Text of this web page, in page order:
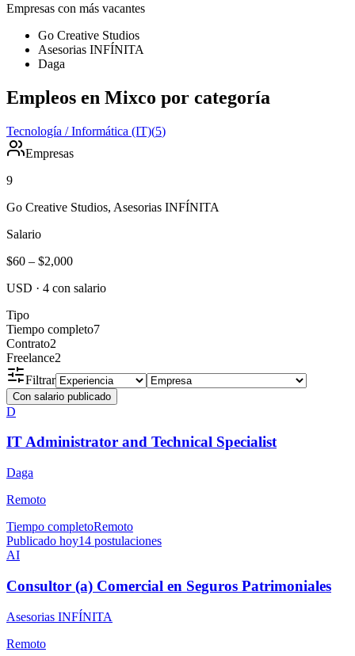
Empresas con más vacantes
Go Creative Studios
Asesorias INFÍNITA
Daga
Empleos en Mixco por categoría
Tecnología / Informática (IT)(5)
Empresas
9
Go Creative Studios, Asesorias INFÍNITA
Salario
$60 – $2,000
USD · 4 con salario
Tipo
Tiempo completo7
Contrato2
Freelance2
Filtrar
Con salario publicado
D
IT Administrator and Technical Specialist
Daga
Remoto
Tiempo completoRemoto
Publicado hoy14 postulaciones
AI
Consultor (a) Comercial en Seguros Patrimoniales
Asesorias INFÍNITA
Remoto